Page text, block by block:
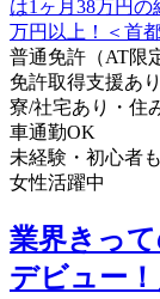
普通免許（AT限
免許取得支援あり
寮/社宅あり・住
車通勤OK
未経験・初心者
女性活躍中
業界きっ
デビュー